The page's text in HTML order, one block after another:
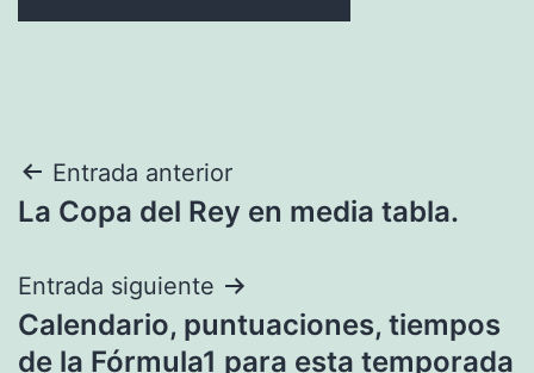
Navegación
de
entradas
Entrada anterior
La Copa del Rey en media tabla.
Entrada siguiente
Calendario, puntuaciones, tiempos
de la Fórmula1 para esta temporada